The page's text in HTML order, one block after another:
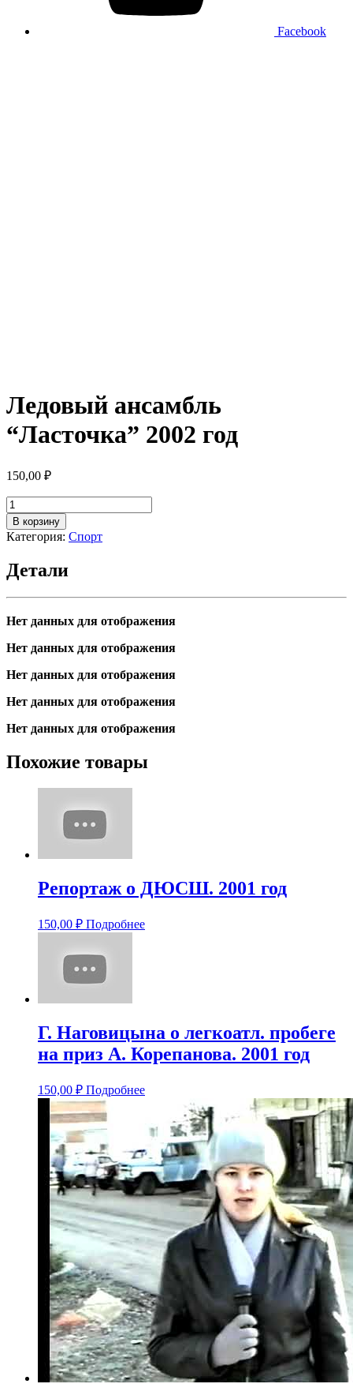
Facebook
Ледовый ансамбль
“Ласточка” 2002 год
150,00 ₽
Количество
товара
Ледовый
ансамбль
2002
В корзину
Категория: Спорт
Детали
Нет данных для отображения
Нет данных для отображения
Нет данных для отображения
Нет данных для отображения
Нет данных для отображения
Похожие товары
Репортаж о ДЮСШ. 2001 год
150,00 ₽ Подробнее
Г. Наговицына о легкоатл. пробеге
на приз А. Корепанова. 2001 год
150,00 ₽ Подробнее